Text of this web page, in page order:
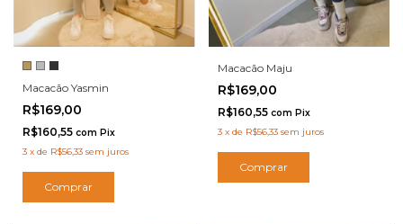
Macacão Yasmin
R$169,00
R$160,55 com Pix
3 x de R$56,33 sem juros
Comprar
Macacão Maju
R$169,00
R$160,55 com Pix
3 x de R$56,33 sem juros
Comprar